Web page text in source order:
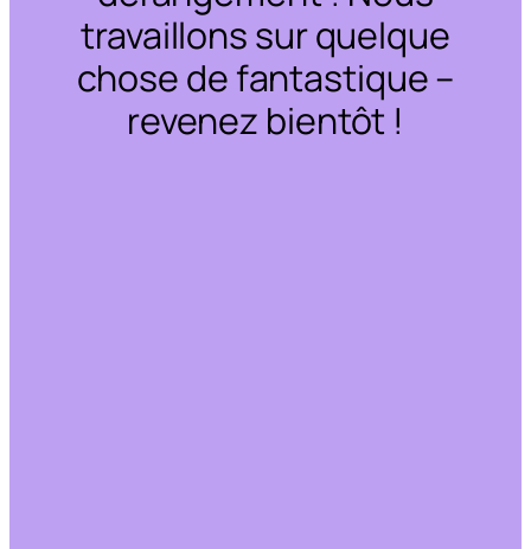
travaillons sur quelque
chose de fantastique –
revenez bientôt !